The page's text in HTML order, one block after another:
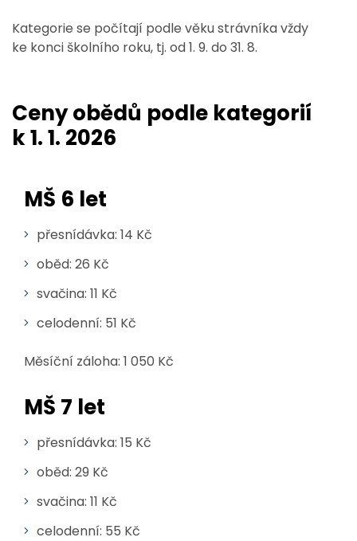
Kategorie se počítají podle věku strávníka vždy
ke konci školního roku, tj. od 1. 9. do 31. 8.
Ceny obědů podle kategorií
k 1. 1. 2026
MŠ 6 let
přesnídávka: 14 Kč
oběd: 26 Kč
svačina: 11 Kč
celodenní: 51 Kč
Měsíční záloha: 1 050 Kč
MŠ 7 let
přesnídávka: 15 Kč
oběd: 29 Kč
svačina: 11 Kč
celodenní: 55 Kč